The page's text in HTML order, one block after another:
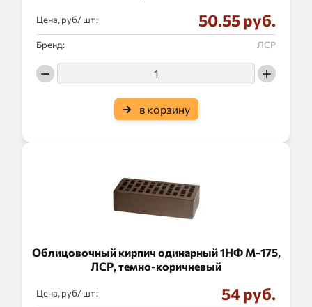
Цена, руб/ : 50.55 руб.
Бренд: ЛСР
в корзину
Облицовочный кирпич одинарный 1НФ М-175,
ЛСР, темно-коричневый
Цена, руб/ : 54 руб.